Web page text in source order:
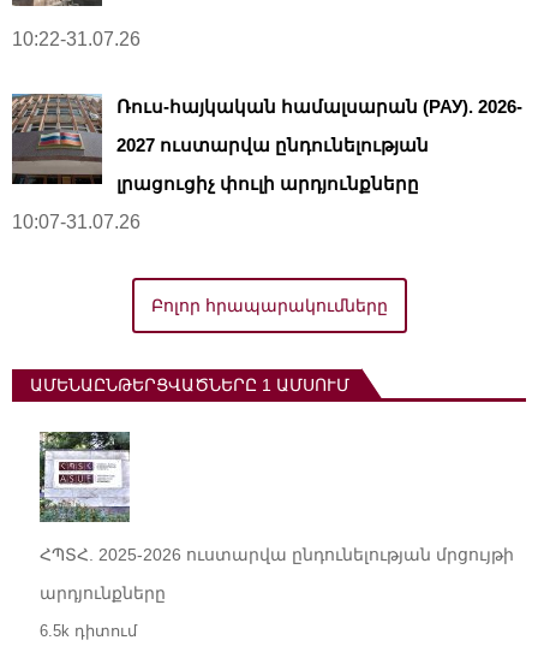
10:22-31.07.26
Ռուս-հայկական համալսարան (РАУ). 2026-
2027 ուստարվա ընդունելության
լրացուցիչ փուլի արդյունքները
10:07-31.07.26
Բոլոր հրապարակումները
ԱՄԵՆԱԸՆԹԵՐՑՎԱԾՆԵՐԸ 1 ԱՄՍՈՒՄ
ՀՊՏՀ. 2025-2026 ուստարվա ընդունելության մրցույթի
արդյունքները
6.5k դիտում